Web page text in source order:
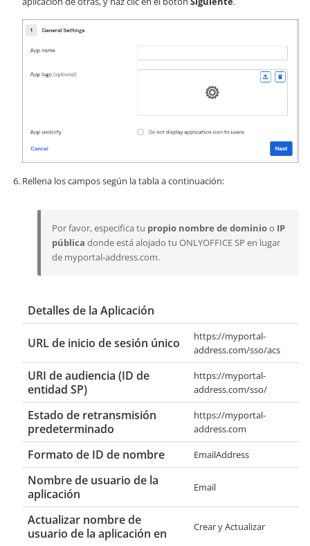
Rellena los campos según la tabla a continuación:
Por favor, especifica tu propio nombre de dominioo IP
pública donde está alojado tu ONLYOFFICE SP en lugar
de myportal-address.com.
Detalles de la Aplicación
URL de inicio de sesión único
https://myportal-
address.com/sso/acs
URI de audiencia (ID de
entidad SP)
https://myportal-
address.com/sso/
Estado de retransmisión
predeterminado
https://myportal-
address.com
Formato de ID de nombre EmailAddress
Nombre de usuario de la
aplicación
Email
Actualizar nombre de
usuario de la aplicación en
Crear y Actualizar